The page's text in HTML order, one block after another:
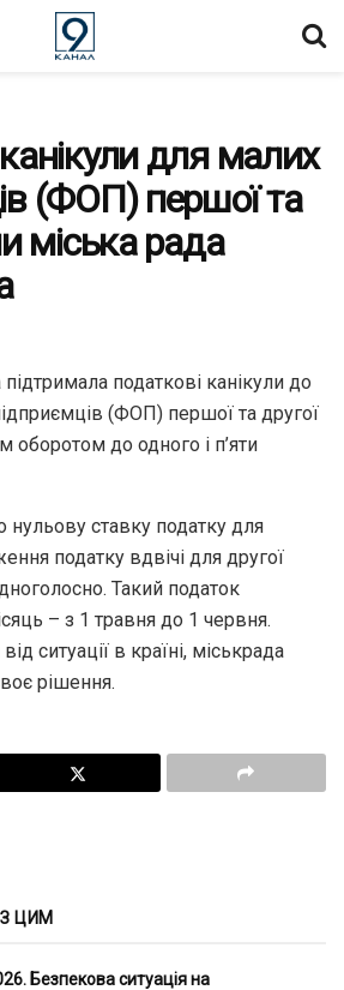
для малих
(ФОП) першої та
міська рада
податкові канікули до
(ФОП) першої та другої
оборотом до одного і п’яти
нульову ставку податку для
податку вдвічі для другої
Такий податок
– з 1 травня до 1 червня.
ситуації в країні, міськрада
рішення.
ЦИМ
Безпекова ситуація на